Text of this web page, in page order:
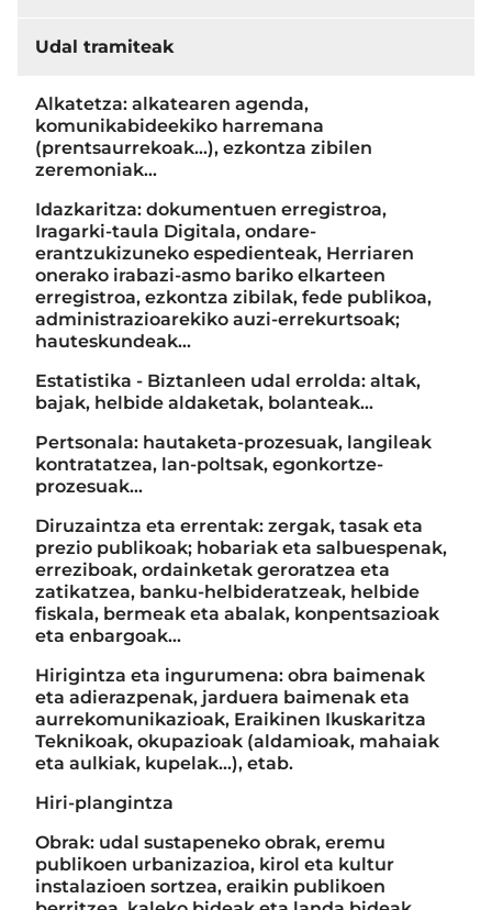
Udal tramiteak
Alkatetza: alkatearen agenda,
komunikabideekiko harremana
(prentsaurrekoak...), ezkontza zibilen
zeremoniak…
Idazkaritza: dokumentuen erregistroa,
Iragarki-taula Digitala, ondare-
erantzukizuneko espedienteak, Herriaren
onerako irabazi-asmo bariko elkarteen
erregistroa, ezkontza zibilak, fede publikoa,
administrazioarekiko auzi-errekurtsoak;
hauteskundeak…
Estatistika - Biztanleen udal errolda: altak,
bajak, helbide aldaketak, bolanteak...
Pertsonala: hautaketa-prozesuak, langileak
kontratatzea, lan-poltsak, egonkortze-
prozesuak...
Diruzaintza eta errentak: zergak, tasak eta
prezio publikoak; hobariak eta salbuespenak,
erreziboak, ordainketak geroratzea eta
zatikatzea, banku-helbideratzeak, helbide
fiskala, bermeak eta abalak, konpentsazioak
eta enbargoak…
Hirigintza eta ingurumena: obra baimenak
eta adierazpenak, jarduera baimenak eta
aurrekomunikazioak, Eraikinen Ikuskaritza
Teknikoak, okupazioak (aldamioak, mahaiak
eta aulkiak, kupelak...), etab.
Hiri-plangintza
Obrak: udal sustapeneko obrak, eremu
publikoen urbanizazioa, kirol eta kultur
instalazioen sortzea, eraikin publikoen